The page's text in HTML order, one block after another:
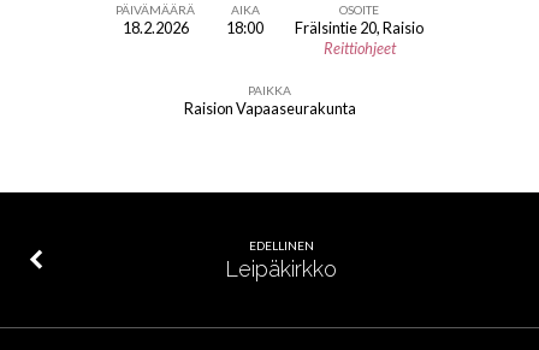
PÄIVÄMÄÄRÄ
18.2.2026
AIKA
18:00
OSOITE
Frälsintie 20, Raisio
Reittiohjeet
PAIKKA
Raision Vapaaseurakunta
EDELLINEN
Leipäkirkko